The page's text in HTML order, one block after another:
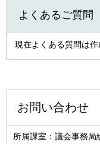
よくあるご質問
現在よくある質問は作
お問い合わせ
所属課室：議会事務